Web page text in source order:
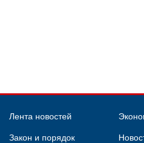
Лента новостей
Закон и порядок